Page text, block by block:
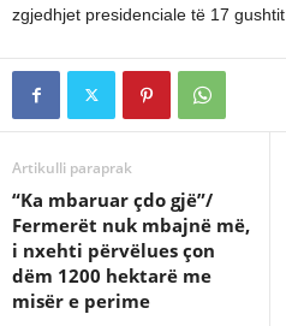
zgjedhjet presidenciale të 17 gushtit.
Artikulli paraprak
“Ka mbaruar çdo gjë”/
Fermerët nuk mbajnë më,
i nxehti përvëlues çon
dëm 1200 hektarë me
misër e perime